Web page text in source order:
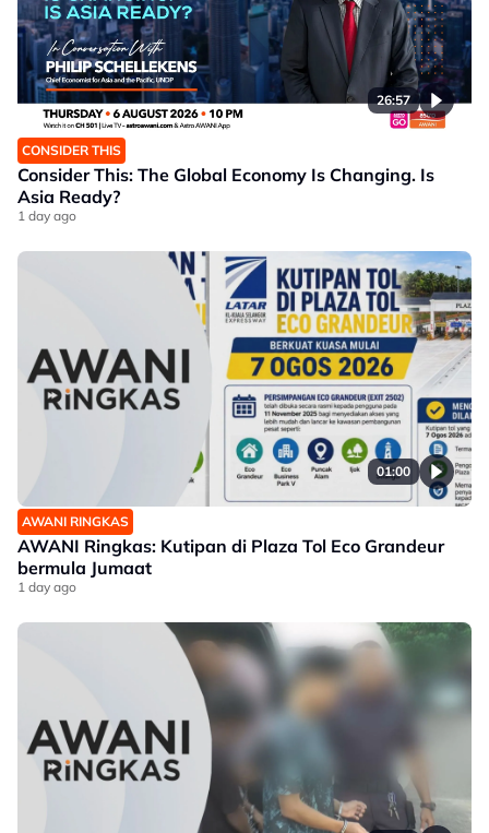
26:57
CONSIDER THIS
Consider This: The Global Economy Is Changing. Is
Asia Ready?
1 day ago
01:00
AWANI RINGKAS
AWANI Ringkas: Kutipan di Plaza Tol Eco Grandeur
bermula Jumaat
1 day ago